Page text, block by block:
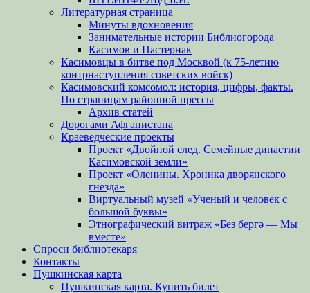
Литературная страница
Минуты вдохновения
Занимательные истории Библиогорода
Касимов и Пастернак
Касимовцы в битве под Москвой (к 75-летию
контрнаступления советских войск)
Касимовский комсомол: история, цифры, факты.
По страницам районной прессы
Архив статей
Дорогами Афганистана
Краеведческие проекты
Проект «Двойной след. Семейные династии
Касимовской земли»
Проект «Оленины. Хроника дворянского
гнезда»
Виртуальный музей «Ученый и человек с
большой буквы»
Этнографический витраж «Без бергə — Мы
вместе»
Спроси библиотекаря
Контакты
Пушкинская карта
Пушкинская карта. Купить билет